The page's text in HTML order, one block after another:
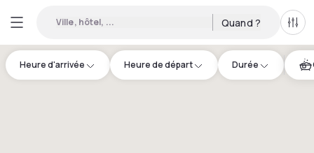
Ville, hôtel, ... Quand ?
Heure d'arrivée Heure de départ Durée